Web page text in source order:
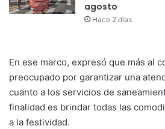
agosto
Hace 2 días
En ese marco, expresó que más al
preocupado por garantizar una
cuanto a los servicios de
finalidad es brindar todas las
a la festividad.